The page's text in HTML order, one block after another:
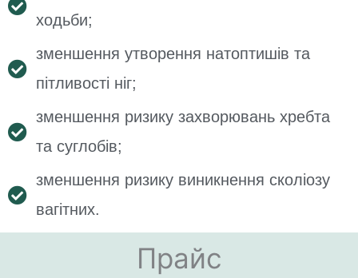
ходьби;
зменшення утворення натоптишів та
пітливості ніг;
зменшення ризику захворювань хребта
та суглобів;
зменшення ризику виникнення сколіозу
вагітних.
Прайс